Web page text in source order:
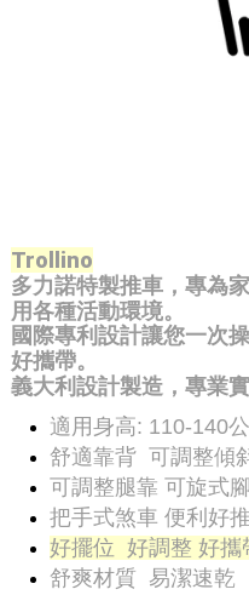
Trollino
多力諾特製推車，專為
用各種活動環境。
國際專利設計讓您一次
好攜帶。
義大利設計製造，專業
適用身高: 110-140
舒適靠背 可調整傾
可調整腿靠 可旋式
把手式煞車 便利好推
好擺位 好調整 好攜
舒爽材質 易潔速乾